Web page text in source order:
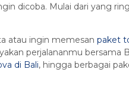
dicoba. Mulai dari yang
atau ingin memesan paket
perjalananmu bersama
di Bali, hingga berbagai